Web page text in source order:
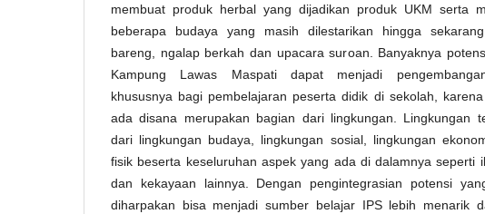
membuat produk herbal yang dijadikan produk UKM serta
beberapa budaya yang masih dilestarikan hingga
bareng, ngalap berkah dan upacara suroan. Banyaknya
Kampung Lawas Maspati dapat menjadi
khususnya bagi pembelajaran peserta didik di sekolah,
ada disana merupakan bagian dari lingkungan. Lingkungan
dari lingkungan budaya, lingkungan sosial, lingkungan
fisik beserta keseluruhan aspek yang ada di dalamnya seperti
dan kekayaan lainnya. Dengan pengintegrasian potensi
diharpakan bisa menjadi sumber belajar IPS lebih menarik